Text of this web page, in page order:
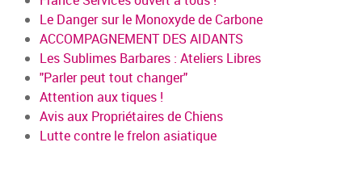
Le Danger sur le Monoxyde de Carbone
ACCOMPAGNEMENT DES AIDANTS
Les Sublimes Barbares : Ateliers Libres
"Parler peut tout changer"
Attention aux tiques !
Avis aux Propriétaires de Chiens
Lutte contre le frelon asiatique